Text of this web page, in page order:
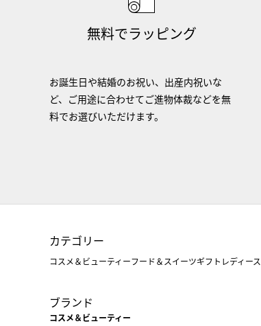
無料でラッピング
お誕生日や結婚のお祝い、出産内祝いな
ど、ご用途に合わせてご進物体裁などを無
料でお選びいただけます。
カテゴリー
コスメ＆ビューティーフード＆スイーツギフト レディース
ブランド
コスメ＆ビューティー